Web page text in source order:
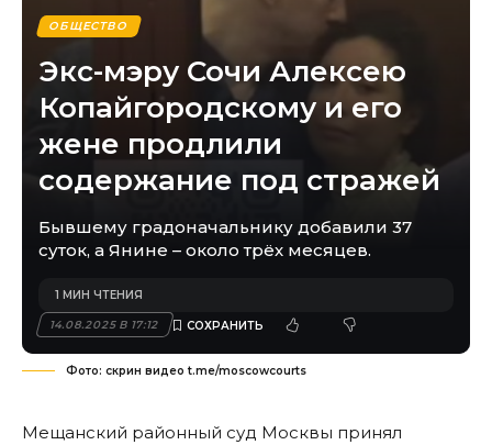
ОБЩЕСТВО
Экс-мэру Сочи Алексею
Копайгородскому и его
жене продлили
содержание под стражей
Бывшему градоначальнику добавили 37
суток, а Янине – около трёх месяцев.
14.08.2025 В 17:12
1 МИН ЧТЕНИЯ
Фото: скрин видео t.me/moscowcourts
Мещанский районный суд Москвы принял